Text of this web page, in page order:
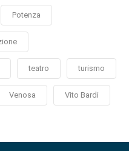
Potenza
teatro turismo
Venosa Vito Bardi